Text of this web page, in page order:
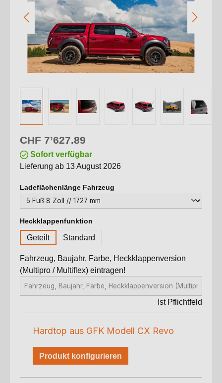
Regulärer Preis:
CHF 7’627.89
Sofort verfügbar
Lieferung ab 13 August 2026
Ladeflächenlänge Fahrzeug
Heckklappenfunktion
Geteilt Standard
Fahrzeug, Baujahr, Farbe, Heckklappenversion
(Multipro / Multiflex) eintragen!
Ist Pflichtfeld
Hardtop aus GFK Modell CX Revo
Produkt konfigurieren